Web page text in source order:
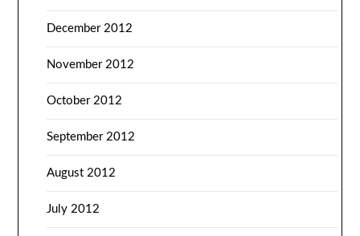
December 2012
November 2012
October 2012
September 2012
August 2012
July 2012